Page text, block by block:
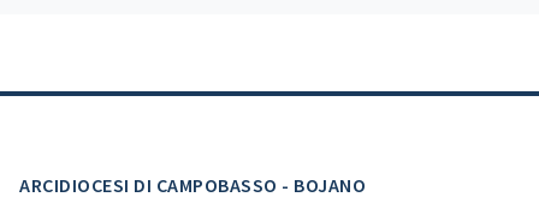
ARCIDIOCESI DI CAMPOBASSO - BOJANO